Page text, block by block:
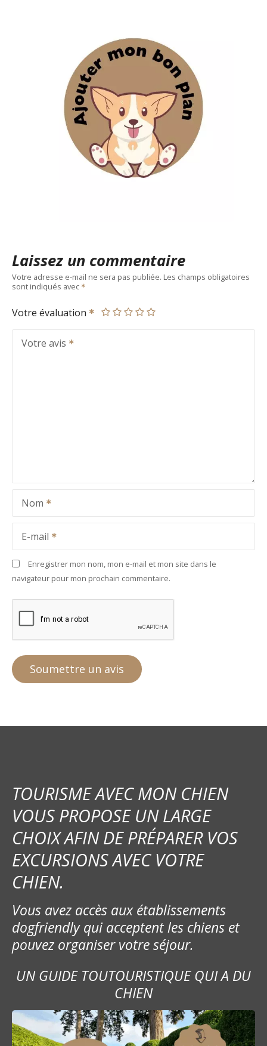
Laissez un commentaire
Votre adresse e-mail ne sera pas publiée. Les champs obligatoires
sont indiqués avec
Votre évaluation
Votre avis
Nom
E-mail
Enregistrer mon nom, mon e-mail et mon site dans le
navigateur pour mon prochain commentaire.
TOURISME AVEC MON CHIEN
VOUS PROPOSE UN LARGE
CHOIX AFIN DE PRÉPARER VOS
EXCURSIONS AVEC VOTRE
CHIEN.
Vous avez accès aux établissements
dogfriendly qui acceptent les chiens et
pouvez organiser votre séjour.
UN GUIDE TOUTOURISTIQUE QUI A DU
CHIEN